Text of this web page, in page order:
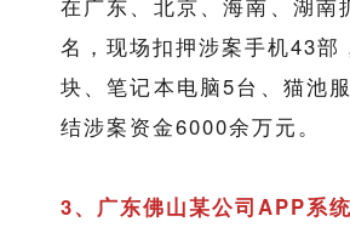
在广东、北京、海南、湖南
名，现场扣押涉案手机43部
块、笔记本电脑5台、猫池
结涉案资金6000余万元。
3、广东佛山某公司APP系统